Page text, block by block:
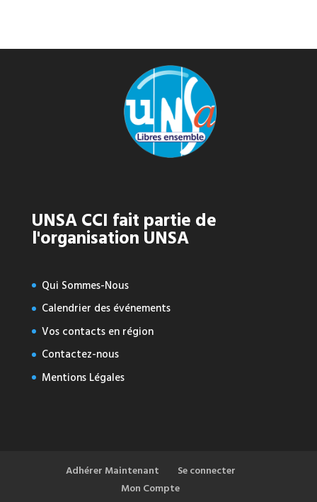
UNSA CCI fait partie de
l'organisation UNSA
Qui Sommes-Nous
Calendrier des événements
Vos contacts en région
Contactez-nous
Mentions Légales
Adhérer Maintenant
Se connecter
Mon Compte